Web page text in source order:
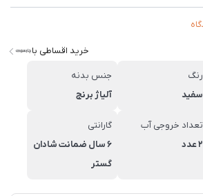
خرید اقساطی با
رنگ
سفید
جنس بدنه
آلیاژ برنج
تعداد خروجی آب
2 عدد
گارانتی
6 سال ضمانت شادان
گستر